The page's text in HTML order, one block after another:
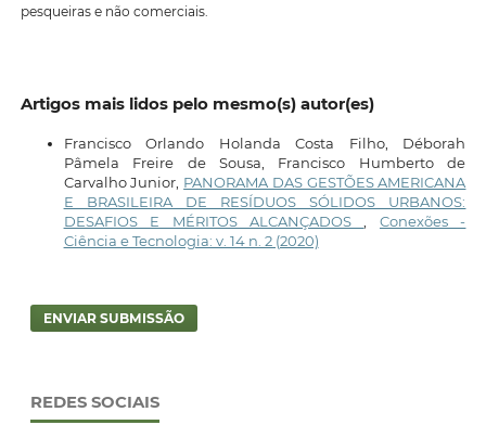
pesqueiras e não comerciais.
Artigos mais lidos pelo mesmo(s) autor(es)
Francisco Orlando Holanda Costa Filho, Déborah
Pâmela Freire de Sousa, Francisco Humberto de
Carvalho Junior, PANORAMA DAS GESTÕES AMERICANA
E BRASILEIRA DE RESÍDUOS SÓLIDOS URBANOS:
DESAFIOS E MÉRITOS ALCANÇADOS
Conexões -
Ciência e Tecnologia: v. 14 n. 2 (2020)
ENVIAR SUBMISSÃO
REDES SOCIAIS